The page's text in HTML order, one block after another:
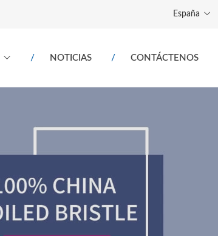
España
NOTICIAS CONTÁCTENOS